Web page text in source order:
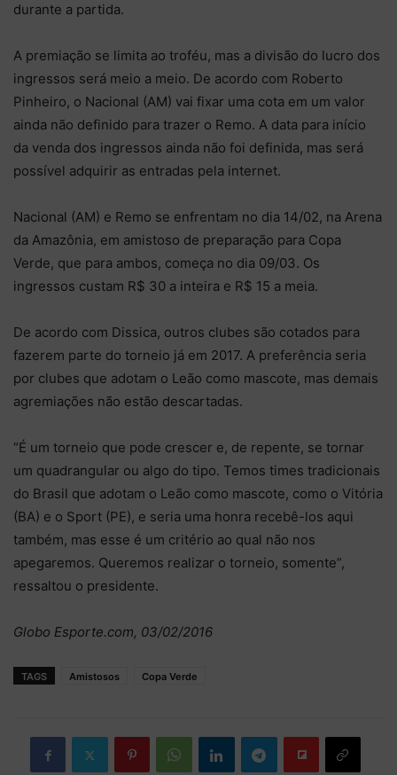
durante a partida.
A premiação se limita ao troféu, mas a divisão do lucro dos
ingressos será meio a meio. De acordo com Roberto
Pinheiro, o Nacional (AM) vai fixar uma cota em um valor
ainda não definido para trazer o Remo. A data para início
da venda dos ingressos ainda não foi definida, mas será
possível adquirir as entradas pela internet.
Nacional (AM) e Remo se enfrentam no dia 14/02, na Arena
da Amazônia, em amistoso de preparação para Copa
Verde, que para ambos, começa no dia 09/03. Os
ingressos custam R$ 30 a inteira e R$ 15 a meia.
De acordo com Dissica, outros clubes são cotados para
fazerem parte do torneio já em 2017. A preferência seria
por clubes que adotam o Leão como mascote, mas demais
agremiações não estão descartadas.
“É um torneio que pode crescer e, de repente, se tornar
um quadrangular ou algo do tipo. Temos times tradicionais
do Brasil que adotam o Leão como mascote, como o Vitória
(BA) e o Sport (PE), e seria uma honra recebê-los aqui
também, mas esse é um critério ao qual não nos
apegaremos. Queremos realizar o torneio, somente”,
ressaltou o presidente.
Globo Esporte.com, 03/02/2016
TAGS Amistosos Copa Verde